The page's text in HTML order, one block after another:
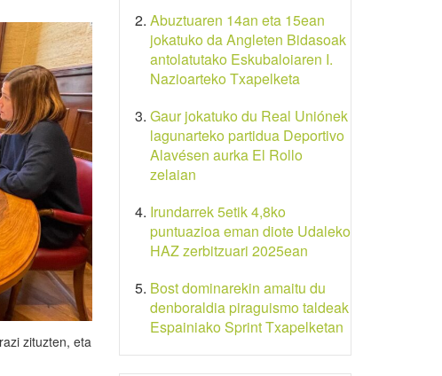
zituzten, eta
Abuztuaren 14an eta 15ean
jokatuko da Angleten Bidasoak
antolatutako Eskubaloiaren I.
Nazioarteko Txapelketa
Gaur jokatuko du Real Uniónek
lagunarteko partidua Deportivo
Alavésen aurka El Rollo
zelaian
Irundarrek 5etik 4,8ko
puntuazioa eman diote Udaleko
HAZ zerbitzuari 2025ean
Bost dominarekin amaitu du
denboraldia piraguismo taldeak
Espainiako Sprint Txapelketan